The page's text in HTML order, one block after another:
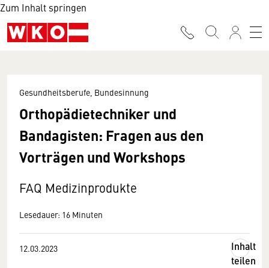
Zum Inhalt springen
Gesundheitsberufe, Bundesinnung
Orthopädietechniker und
Bandagisten: Fragen aus den
Vorträgen und Workshops
FAQ Medizinprodukte
Lesedauer: 16 Minuten
12.03.2023
Inhalt
teilen